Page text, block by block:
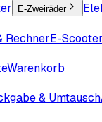
E-Zweiräder
RechnerE-
Warenkorb
& Umtausch